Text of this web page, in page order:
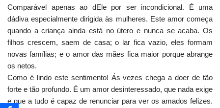
Comparável apenas ao dEle por ser incondicional. É uma
dádiva especialmente dirigida às mulheres. Este amor começa
quando a criança ainda está no útero e nunca se acaba. Os
filhos crescem, saem de casa; o lar fica vazio, eles formam
novas famílias; e o amor das mães fica maior porque abrange
os netos.
Como é lindo este sentimento! Ás vezes chega a doer de tão
forte e tão profundo. É um amor desinteressado, que nada exige
e que a tudo é capaz de renunciar para ver os amados felizes.